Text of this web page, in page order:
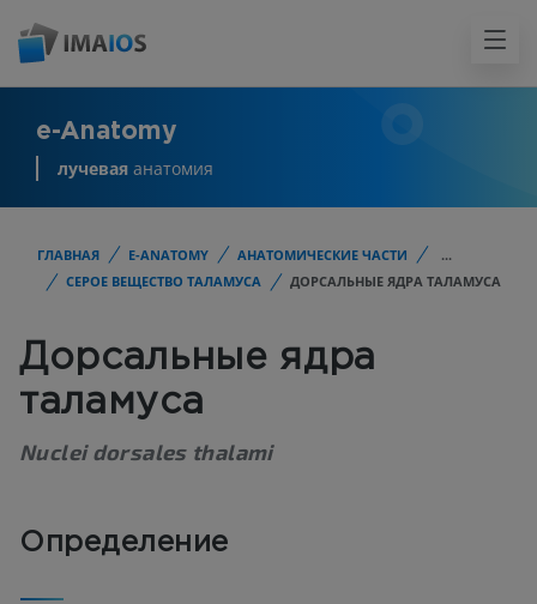
e-Anatomy
лучевая анатомия
ГЛАВНАЯ E-ANATOMY АНАТОМИЧЕСКИЕ ЧАСТИ
...
СЕРОЕ ВЕЩЕСТВО ТАЛАМУСА
ДОРСАЛЬНЫЕ ЯДРА ТАЛАМУСА
Дорсальные ядра
таламуса
Nuclei dorsales thalami
Определение